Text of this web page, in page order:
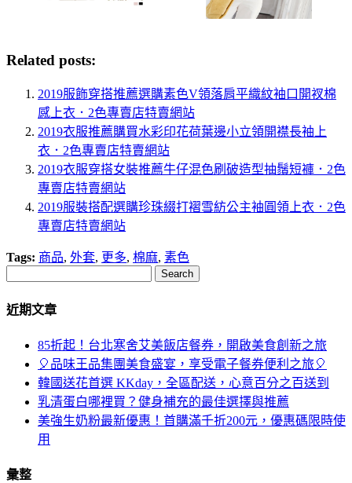
Related posts:
2019服飾穿搭推薦選購素色V領落肩平織紋袖口開衩棉
感上衣．2色專賣店特賣網站
2019衣服推薦購買水彩印花荷葉邊小立領開襟長袖上
衣．2色專賣店特賣網站
2019衣服穿搭女裝推薦牛仔混色刷破造型抽鬚短褲．2色
專賣店特賣網站
2019服裝搭配選購珍珠綴打褶雪紡公主袖圓領上衣．2色
專賣店特賣網站
Tags: 商品, 外套, 更多, 棉麻, 素色
近期文章
85折起！台北寒舍艾美飯店餐券，開啟美食創新之旅
🎈品味王品集團美食盛宴，享受電子餐券便利之旅🎈
韓國送花首選 KKday，全區配送，心意百分之百送到
乳清蛋白哪裡買？健身補充的最佳選擇與推薦
美強生奶粉最新優惠！首購滿千折200元，優惠碼限時使
用
彙整